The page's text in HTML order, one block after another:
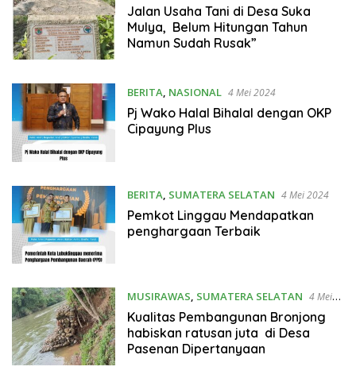
2024
Jalan Usaha Tani di Desa Suka
Mulya, Belum Hitungan Tahun
Namun Sudah Rusak”
BERITA, NASIONAL 4 Mei 2024
Pj Wako Halal Bihalal dengan OKP
Cipayung Plus
BERITA SUMATERA SELATAN 4 Mei 2024
Pemkot Linggau Mendapatkan
penghargaan Terbaik
MUSIRAWAS, SUMATERA SELATAN 4 Mei
2024
Kualitas Pembangunan Bronjong
habiskan ratusan juta di Desa
Pasenan Dipertanyaan